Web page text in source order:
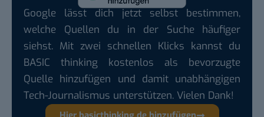
Google lässt dich jetzt selbst bestimmen,
welche Quellen du in der Suche häufiger
siehst. Mit zwei schnellen Klicks kannst du
BASIC thinking kostenlos als bevorzugte
Quelle hinzufügen und damit unabhängigen
Tech-Journalismus unterstützen. Vielen Dank!